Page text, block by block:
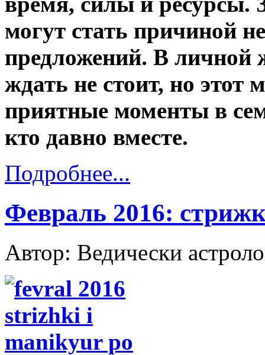
могут стать причиной
предложений. В личной
ждать не стоит, но этот
приятные моменты в
кто давно вместе.
Подробнее...
Февраль 2016:
Автор: Ведически